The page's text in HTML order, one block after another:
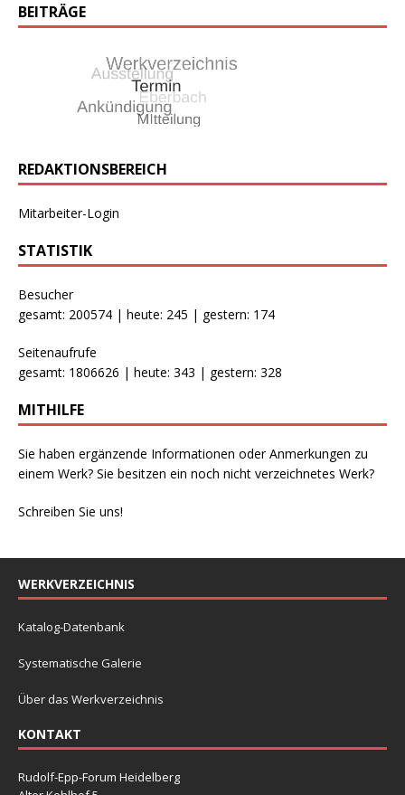
BEITRÄGE
REDAKTIONSBEREICH
Mitarbeiter-Login
STATISTIK
Besucher
gesamt: 200574 | heute: 245 | gestern: 174
Seitenaufrufe
gesamt: 1806626 | heute: 343 | gestern: 328
MITHILFE
Sie haben ergänzende Informationen oder Anmerkungen zu
einem Werk? Sie besitzen ein noch nicht verzeichnetes Werk?
Schreiben Sie uns!
WERKVERZEICHNIS
Katalog-Datenbank
Systematische Galerie
Über das Werkverzeichnis
KONTAKT
Rudolf-Epp-Forum Heidelberg